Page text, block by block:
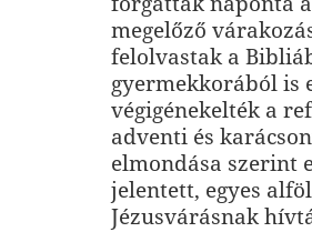
megelőző
felolvastak a
gyermekkorából is
végigénekelték a
adventi és
elmondása szerint
jelentett, egyes
Jézusvárásnak